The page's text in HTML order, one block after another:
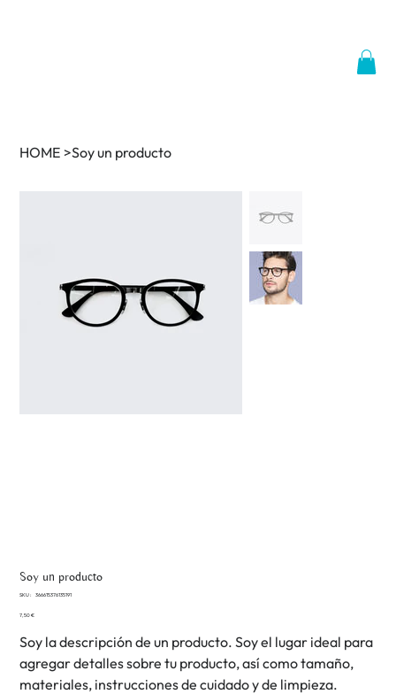
HOME >Soy un producto
Soy un producto
SKU :
SKU
366615376135191
Prix
7,50 €
Soy la descripción de un producto. Soy el lugar ideal para
agregar detalles sobre tu producto, así como tamaño,
materiales, instrucciones de cuidado y de limpieza.